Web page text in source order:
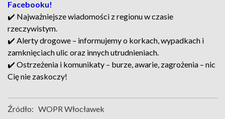
Facebooku!
✔️ Najważniejsze wiadomości z regionu w czasie
rzeczywistym.
✔️ Alerty drogowe – informujemy o korkach, wypadkach i
zamknięciach ulic oraz innych utrudnieniach.
✔️ Ostrzeżenia i komunikaty – burze, awarie, zagrożenia – nic
Cię nie zaskoczy!
Źródło: WOPR Włocławek